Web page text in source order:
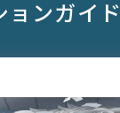
ョンガイド